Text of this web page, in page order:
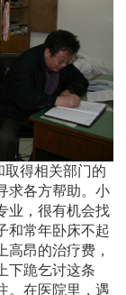
取得相关部门的
求各方帮助。小
业，很有机会找
和常年卧床不起
高昂的治疗费，
下跪乞讨这条
。在医院里，遇